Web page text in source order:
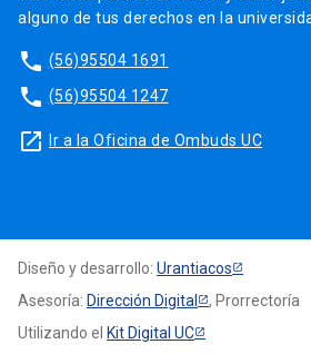
alguno de tus derechos en la
phone (56)95504 1691
phone (56)95504 1247
launch Ir a la Oficina de Ombuds UC
Diseño y desarrollo: Urantiacos
Asesoría: Dirección Digital
, Prorrectoría
Utilizando el Kit Digital UC